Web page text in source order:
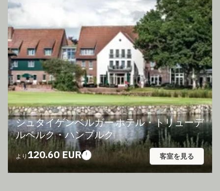
シュタイゲンベルガー ホテル・トリューデ
ルベルク・ハンブルク
より 120.60 EUR 客室を見る